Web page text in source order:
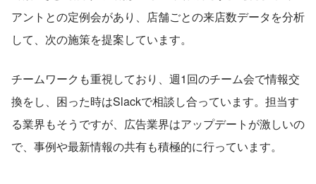
アントとの定例会があり、店舗ごとの来店数データを分析
して、次の施策を提案しています。
チームワークも重視しており、週1回のチーム会で情報交
換をし、困った時はSlackで相談し合っています。担当す
る業界もそうですが、広告業界はアップデートが激しいの
で、事例や最新情報の共有も積極的に行っています。